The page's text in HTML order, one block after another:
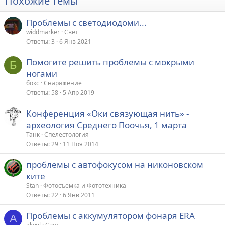
Проблемы с светодиодоми...
widdmarker Свет
Ответы 3 6 Янв 2021
Б
Помогите решить проблемы с мокрыми
ногами
бокс Снаряжение
Ответы 58 5 Апр 2019
Конференция «Оки связующая нить» -
археология Среднего Поочья, 1 марта
Танк Спелестология
Ответы 29 11 Ноя 2014
проблемы с автофокусом на никоновском
ките
Stan Фотосъемка и Фототехника
Ответы 22 6 Янв 2011
A Проблемы с аккумулятором фонаря ERA